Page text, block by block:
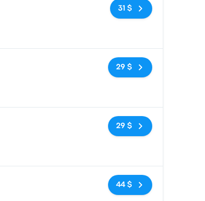
Pas de balises
31 $
Pas de balises
29 $
Pas de balises
29 $
Pas de balises
44 $